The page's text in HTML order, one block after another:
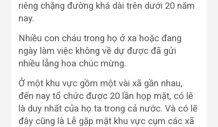
riêng chặng đường khá dài trên dưới 20 năm
nay.
Nhiều con cháu trong họ ở xa hoặc đang
ngày làm việc không về dự được đã gửi
nhiều lẵng hoa chúc mừng.
Ở một khu vực gồm một vài xã gần nhau,
đến nay tổ chức được 20 lần họp mặt, có lẽ
là duy nhất của họ ta trong cả nước. Và có lẽ
đây cũng là Lễ gặp mặt khu vực cụm các xã